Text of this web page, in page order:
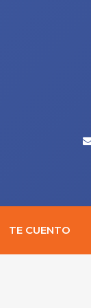
TE CUENTO